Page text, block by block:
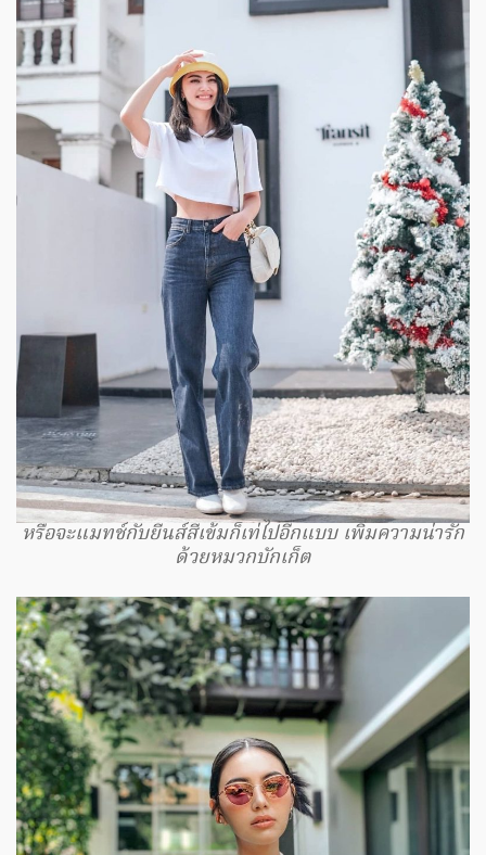
หรือจะแมทช์กับยีนส์สีเข้มก็เท่ไปอีกแบบ เพิ่มความน่ารัก
ด้วยหมวกบักเก็ต